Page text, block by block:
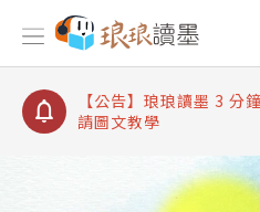
【公告】琅琅讀墨書櫃開
【公告】琅琅讀墨 3 分
【公告】琅琅書店服務
查詢
【公告】琅琅讀墨數位